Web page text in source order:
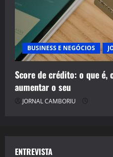
BUSINESS E NEGÓCIOS
Score de crédito: o que é,
aumentar o seu
JORNAL CAMBORIU
ENTREVISTA